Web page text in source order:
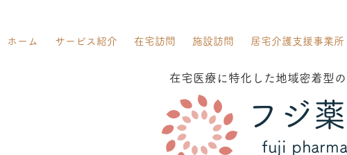
ホーム サービス紹介 在宅訪問 施設訪問 居宅介護支援事業所
在宅医療に特化した地域密着型
フジ
fuji